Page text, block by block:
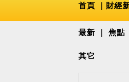
首頁 財經
最新 焦點
其它